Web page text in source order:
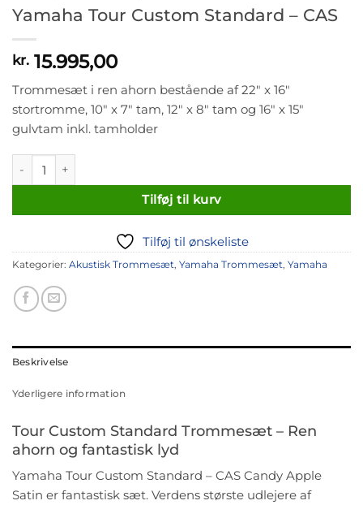
Yamaha Tour Custom Standard – CAS
kr. 15.995,00
Trommesæt i ren ahorn bestående af 22″ x 16″
stortromme, 10″ x 7″ tam, 12″ x 8″ tam og 16″ x 15″
gulvtam inkl. tamholder
Tilføj til kurv
Tilføj til ønskeliste
Kategorier: Akustisk Trommesæt, Yamaha Trommesæt, Yamaha
Beskrivelse
Yderligere information
Tour Custom Standard Trommesæt – Ren
ahorn og fantastisk lyd
Yamaha Tour Custom Standard – CAS Candy Apple
Satin er fantastisk sæt. Verdens største udlejere af